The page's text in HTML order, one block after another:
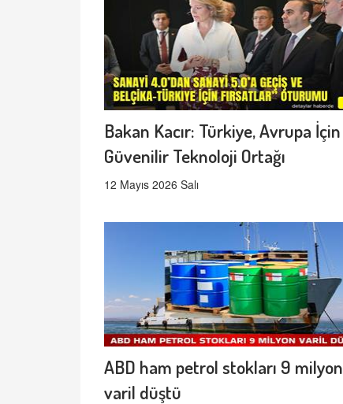
Bakan Kacır: Türkiye, Avrupa İçin
Güvenilir Teknoloji Ortağı
12 Mayıs 2026 Salı
ABD ham petrol stokları 9 milyon
varil düştü